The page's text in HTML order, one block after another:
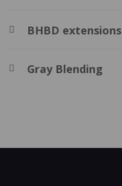
BHBD extensions
Gray Blending